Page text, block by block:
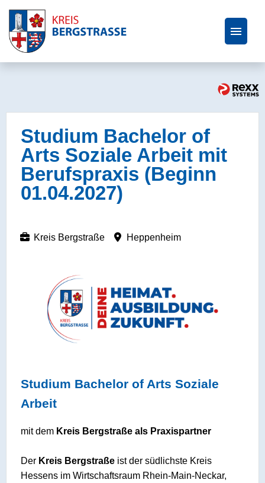
Ausbildung und duales Studium
Praktikum und Werkstudierende
Studium Bachelor of
Arts Soziale Arbeit mit
Berufspraxis (Beginn
01.04.2027)
Kreis Bergstraße Heppenheim
Studium Bachelor of Arts Soziale
Arbeit
mit dem Kreis Bergstraße als Praxispartner
Der Kreis Bergstraße ist der südlichste Kreis
Hessens im Wirtschaftsraum Rhein-Main-Neckar,